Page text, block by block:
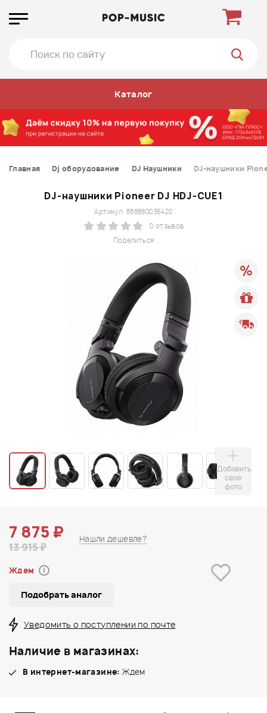
Каталог
Главная Dj оборудование DJ Наушники DJ-наушники
DJ-наушники Pioneer DJ HDJ-CUE1
Поделиться
Артикул: 888880036420
0 отзывов
Добавить
свое
фото
7 875 ₽
13 915 ₽
Нашли дешевле?
Ждем i
Подобрать аналог
Уведомить о поступлении по почте
Наличие в магазинах:
В интернет-магазине: Ждем